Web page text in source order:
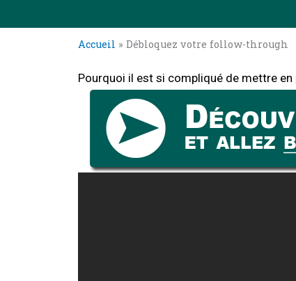
Accueil » Débloquez votre follow-through
Pourquoi il est si compliqué de mettre